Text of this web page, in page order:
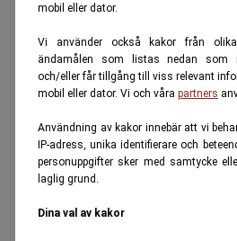
mobil eller dator.
Vi använder också kakor från
ändamålen som listas nedan som
och/eller får tillgång till viss relevant
mobil eller dator. Vi och våra partners
Användning av kakor innebär att vi
IP-adress, unika identifierare och
personuppgifter sker med samtycke
laglig grund.
Dina val av kakor